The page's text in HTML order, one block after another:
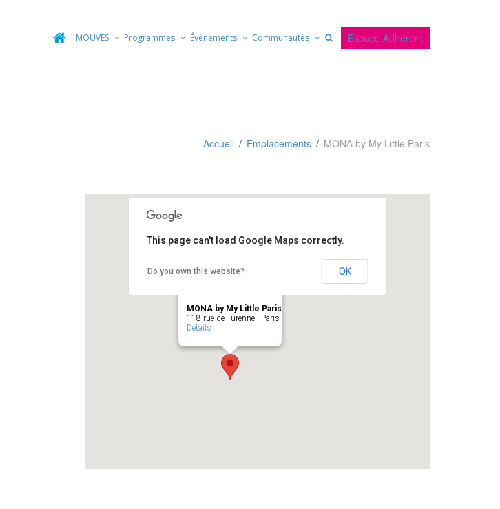
MOUVES Programmes Événements Communautés Espace Adhérent
Accueil Emplacements MONA by My Little Paris
MONA by My Little Paris
118 rue de Turenne - Paris
Details
This page can't load Google Maps correctly.
Do you own this website? OK